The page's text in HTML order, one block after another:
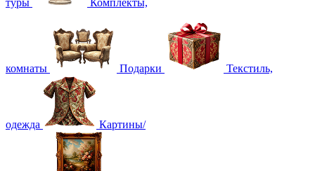
туры Комплекты,
комнаты Подарки Текстиль,
одежда Картины/